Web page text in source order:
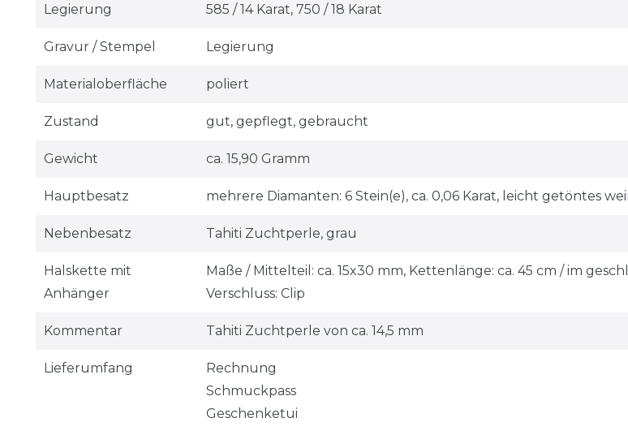
Legierung 585 / 14 Karat, 750 / 18 Karat
Gravur / Stempel Legierung
Materialoberfläche poliert
Zustand gut, gepflegt, gebraucht
Gewicht ca. 15,90 Gramm
Hauptbesatz mehrere Diamanten: 6 Stein(e), ca. 0,06 Karat, leicht getöntes
Nebenbesatz Tahiti Zuchtperle, grau
Halskette mit
Anhänger
Maße / Mittelteil: ca. 15x30 mm, Kettenlänge: ca. 45 cm / im
Verschluss: Clip
Kommentar Tahiti Zuchtperle von ca. 14,5 mm
Lieferumfang
Rechnung
Schmuckpass
Geschenketui